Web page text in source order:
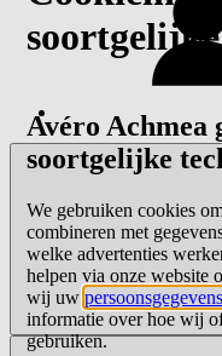
Avéro Achmea
soortgelijke
We gebruiken cookies
combineren met
welke advertenties
helpen via onze website
wij uwpersoonsgegevens
informatie over hoe wij
gebruiken.